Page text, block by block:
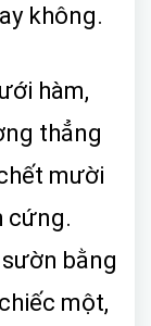
không.
hàm,
thẳng
mười
cứng.
bằng
một,